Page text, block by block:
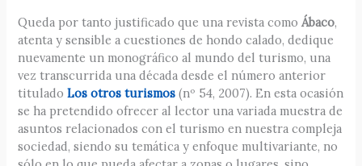
Queda por tanto justificado que una revista comoÁbaco,
atenta y sensible a cuestiones de hondo calado, dedique
nuevamente un monográfico al mundo del turismo, una
vez transcurrida una década desde el número anterior
tituladoLos otros turismos (nº 54, 2007). En esta ocasión
se ha pretendido ofrecer al lector una variada muestra de
asuntos relacionados con el turismo en nuestra compleja
sociedad, siendo su temática y enfoque multivariante, no